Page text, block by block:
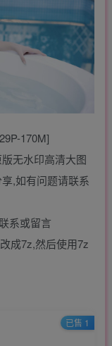
170M]
无水印高清大图
,如有问题请联系
系或留言
成7z,然后使用7z
已售 1